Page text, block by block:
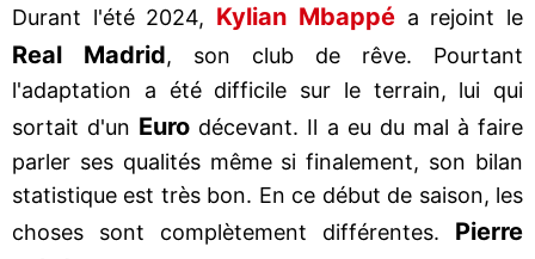
Durant l'été 2024, Kylian Mbappéa rejoint le
Real Madrid, son club de rêve. Pourtant
l'adaptation a été difficile sur le terrain, lui qui
sortait d'un Euro décevant. Il a eu du mal à faire
parler ses qualités même si finalement, son bilan
statistique est très bon. En ce début de saison, les
choses sont complètement différentes. Pierre